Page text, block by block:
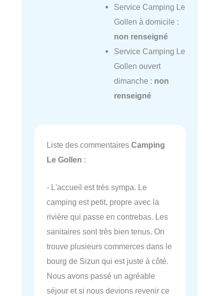
Service Camping Le
Gollen à domicile :
non renseigné
Service Camping Le
Gollen ouvert
dimanche : non
renseigné
Liste des commentaires Camping
Le Gollen :
- L'accueil est très sympa. Le
camping est petit, propre avec la
rivière qui passe en contrebas. Les
sanitaires sont très bien tenus. On
trouve plusieurs commerces dans le
bourg de Sizun qui est juste à côté.
Nous avons passé un agréable
séjour et si nous devions revenir ce